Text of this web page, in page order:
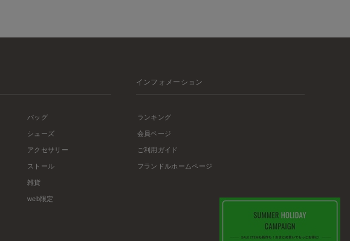
バッグ
シューズ
アクセサリー
ストール
雑貨
web限定
インフォメーション
ランキング
会員ページ
ご利用ガイド
フランドルホームページ